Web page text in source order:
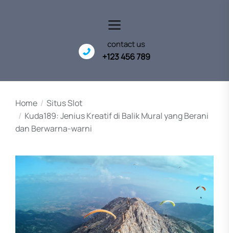
contact us
+123 456 789
Home
Situs Slot
Kuda189: Jenius Kreatif di Balik Mural yang Berani
dan Berwarna-warni